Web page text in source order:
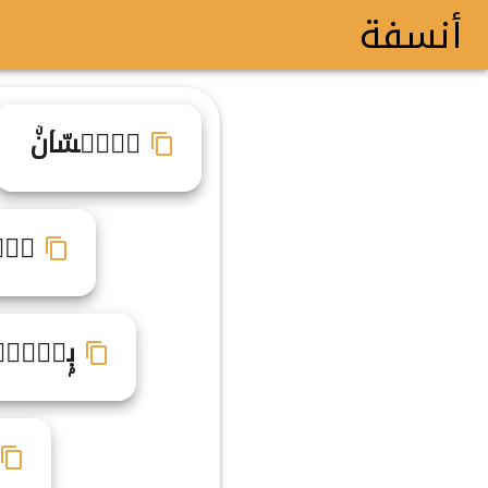
أنسفة
بࣽيࣸسّاۤنۨ